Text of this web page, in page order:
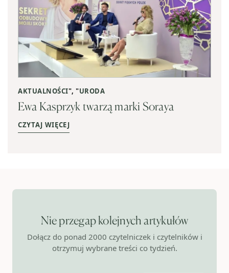
AKTUALNOŚCI", "URODA
Ewa Kasprzyk twarzą marki Soraya
CZYTAJ WIĘCEJ
Nie przegap kolejnych artykułów
Dołącz do ponad 2000 czytelniczek i czytelników i
otrzymuj wybrane treści co tydzień.